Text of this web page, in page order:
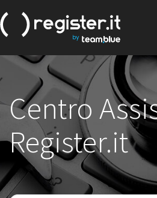
Centro
Register.it